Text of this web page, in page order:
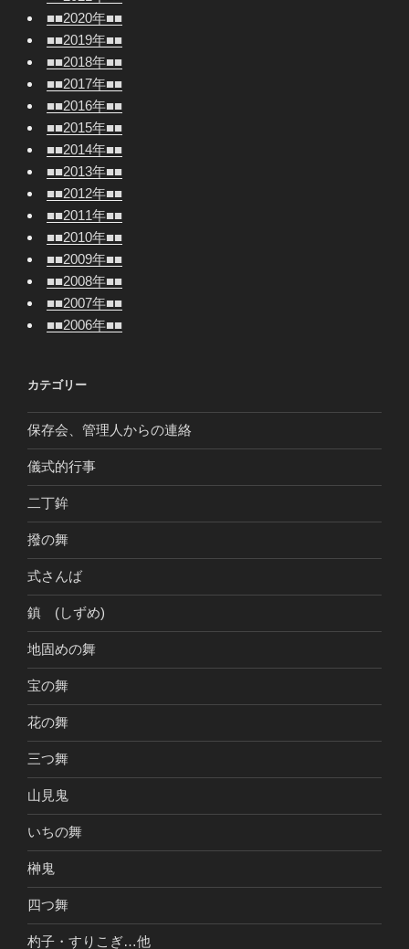
■■2020年■■
■■2019年■■
■■2018年■■
■■2017年■■
■■2016年■■
■■2015年■■
■■2014年■■
■■2013年■■
■■2012年■■
■■2011年■■
■■2010年■■
■■2009年■■
■■2008年■■
■■2007年■■
■■2006年■■
カテゴリー
保存会、管理人からの連絡
儀式的行事
二丁鉾
撥の舞
式さんば
鎮 (しずめ)
地固めの舞
宝の舞
花の舞
三つ舞
山見鬼
いちの舞
榊鬼
四つ舞
杓子・すりこぎ…他